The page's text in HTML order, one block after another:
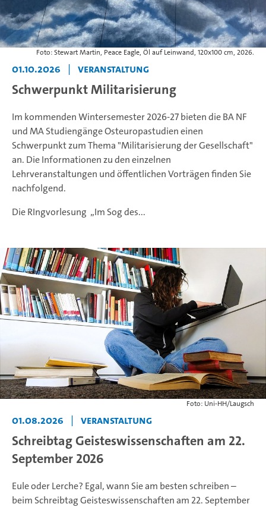
Foto: Stewart Martin, Peace Eagle, Öl auf Leinwand, 120x100 cm, 2026.
01.10.2026 Veranstaltung
Schwerpunkt Militarisierung
Im kommenden Wintersemester 2026-27 bieten die BA NF
und MA Studiengänge Osteuropastudien einen
Schwerpunkt zum Thema "Militarisierung der Gesellschaft"
an. Die Informationen zu den einzelnen
Lehrveranstaltungen und öffentlichen Vorträgen finden Sie
nachfolgend.
Die RIngvorlesung „Im Sog des...
Foto: Uni-HH/Laugsch
01.08.2026 | Veranstaltung
Schreibtag Geisteswissenschaften am 22.
September 2026
Eule oder Lerche? Egal, wann Sie am besten schreiben –
beim Schreibtag Geisteswissenschaften am 22. September